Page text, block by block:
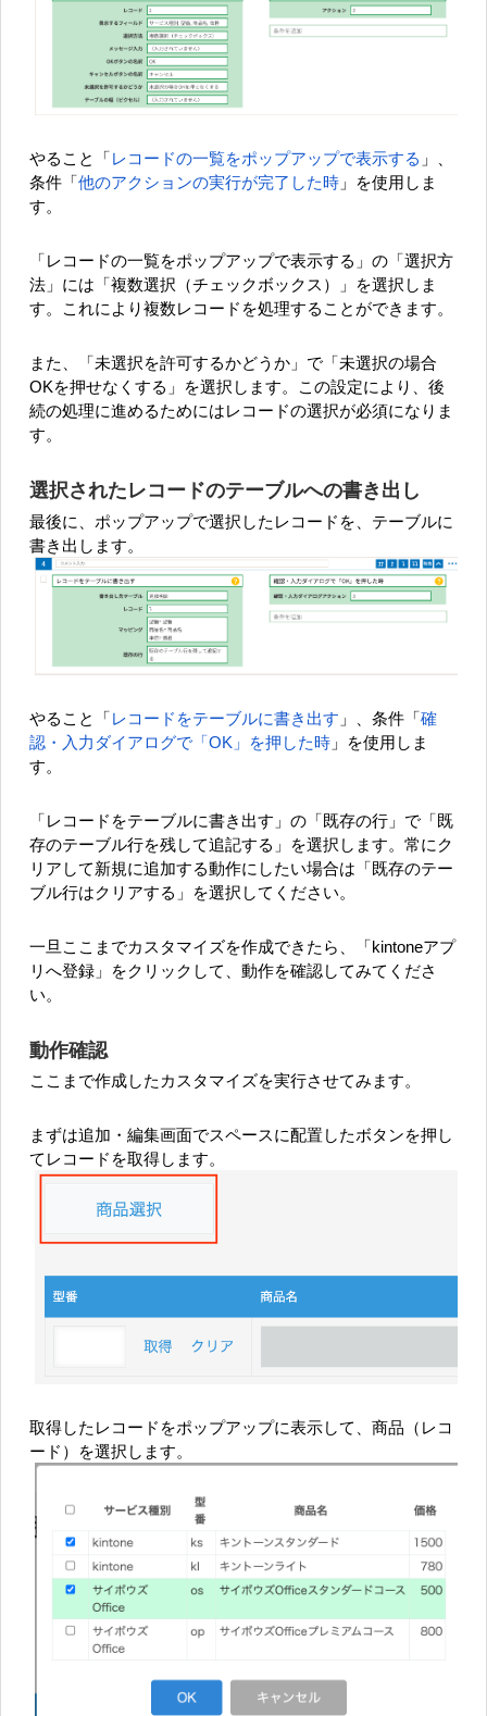
やること「 レコードの一覧をポップアップで表示する 」、
条件「 他のアクションの実行が完了した時 」を使用しま
す。
「レコードの一覧をポップアップで表示する」の「選択方
法」には「複数選択（チェックボックス）」を選択しま
す。これにより複数レコードを処理することができます。
また、「未選択を許可するかどうか」で「未選択の場合
OKを押せなくする」を選択します。この設定により、後
続の処理に進めるためにはレコードの選択が必須になりま
す。
選択されたレコードのテーブルへの書き出し
最後に、ポップアップで選択したレコードを、テーブルに
書き出します。
やること「 レコードをテーブルに書き出す 」、条件「 確
認・入力ダイアログで「OK」を押した時 」を使用しま
す。
「レコードをテーブルに書き出す」の「既存の行」で「既
存のテーブル行を残して追記する」を選択します。常にク
リアして新規に追加する動作にしたい場合は「既存のテー
ブル行はクリアする」を選択してください。
一旦ここまでカスタマイズを作成できたら、「kintoneアプ
リへ登録」をクリックして、動作を確認してみてくださ
い。
動作確認
ここまで作成したカスタマイズを実行させてみます。
まずは追加・編集画面でスペースに配置したボタンを押し
てレコードを取得します。
取得したレコードをポップアップに表示して、商品（レコ
ード）を選択します。